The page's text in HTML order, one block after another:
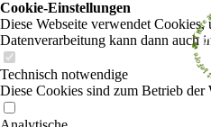
Cookie-Einstellungen
Diese Webseite verwendet
Datenverarbeitung kann dann auch
Technisch notwendige
Diese Cookies sind zum Betrieb der